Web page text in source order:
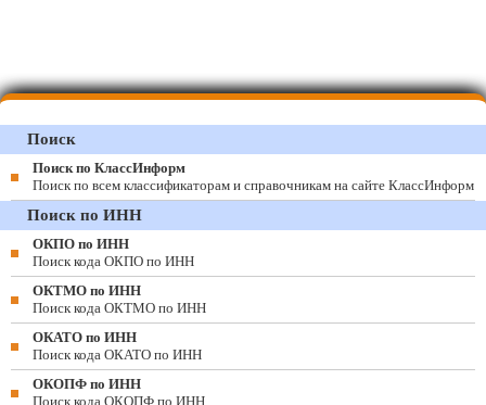
Поиск
Поиск по КлассИнформ
Поиск по всем классификаторам и справочникам на сайте КлассИнформ
Поиск по ИНН
ОКПО по ИНН
Поиск кода ОКПО по ИНН
ОКТМО по ИНН
Поиск кода ОКТМО по ИНН
ОКАТО по ИНН
Поиск кода ОКАТО по ИНН
ОКОПФ по ИНН
Поиск кода ОКОПФ по ИНН